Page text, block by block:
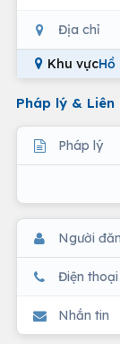
Địa chỉ
Khu vựcHồ
Pháp lý & Liên
Pháp lý
Người
Điện thoại
Nhắn tin